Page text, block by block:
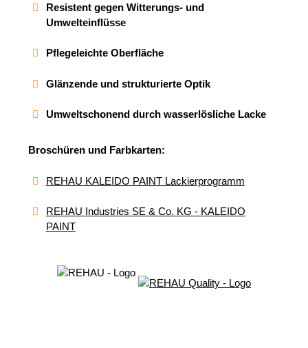
Resistent gegen Witterungs- und
Umwelteinflüsse
Pflegeleichte Oberfläche
Glänzende und strukturierte Optik
Umweltschonend durch wasserlösliche Lacke
Broschüren und Farbkarten:
REHAU KALEIDO PAINT Lackierprogramm
REHAU Industries SE & Co. KG - KALEIDO
PAINT